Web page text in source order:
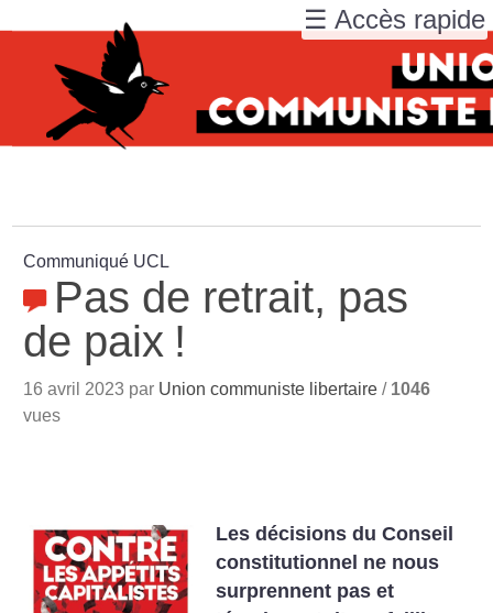
Communiqué UCL
Pas de retrait, pas
de paix !
16 avril 2023 par Union communiste libertaire / 1046
vues
Les décisions du Conseil
constitutionnel ne nous
surprennent pas et
☰ Accès rapide